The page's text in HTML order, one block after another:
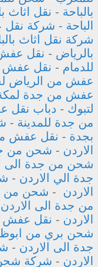
بالباحة - نقل اثاث
الباحة - شركة نقل
شركة نقل اثاث
بالرياض - نقل
للدمام - نقل عفش
عفش من الرياض
عفش من جدة
لتبوك - دباب نقل
من جدة للمدينة -
بجدة - نقل عفش
الاردن - شحن من
شحن من جدة الى
جدة الي الاردن -
الاردن - شحن من
من جدة الى الاردن
الاردن - نقل عفش
شحن بري من
جدة الى الاردن -
الاردن - شركة